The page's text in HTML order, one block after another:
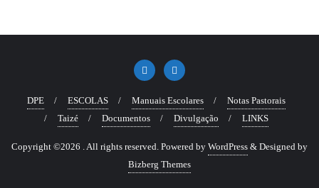
DPE ESCOLAS Manuais Escolares
Notas Pastorais
Taizé
Documentos Divulgação LINKS
Copyright ©2026 . All rights reserved. Powered by WordPress & Designed by
Bizberg Themes